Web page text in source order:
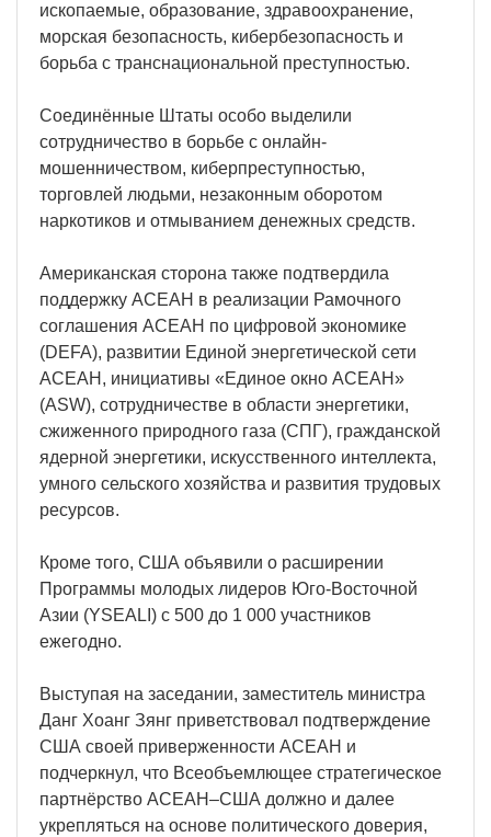
ископаемые, образование, здравоохранение,
морская безопасность, кибербезопасность и
борьба с транснациональной преступностью.
Соединённые Штаты особо выделили
сотрудничество в борьбе с онлайн-
мошенничеством, киберпреступностью,
торговлей людьми, незаконным оборотом
наркотиков и отмыванием денежных средств.
Американская сторона также подтвердила
поддержку АСЕАН в реализации Рамочного
соглашения АСЕАН по цифровой экономике
(DEFA), развитии Единой энергетической сети
АСЕАН, инициативы «Единое окно АСЕАН»
(ASW), сотрудничестве в области энергетики,
сжиженного природного газа (СПГ), гражданской
ядерной энергетики, искусственного интеллекта,
умного сельского хозяйства и развития трудовых
ресурсов.
Кроме того, США объявили о расширении
Программы молодых лидеров Юго-Восточной
Азии (YSEALI) с 500 до 1 000 участников
ежегодно.
Выступая на заседании, заместитель министра
Данг Хоанг Зянг приветствовал подтверждение
США своей приверженности АСЕАН и
подчеркнул, что Всеобъемлющее стратегическое
партнёрство АСЕАН–США должно и далее
укрепляться на основе политического доверия,